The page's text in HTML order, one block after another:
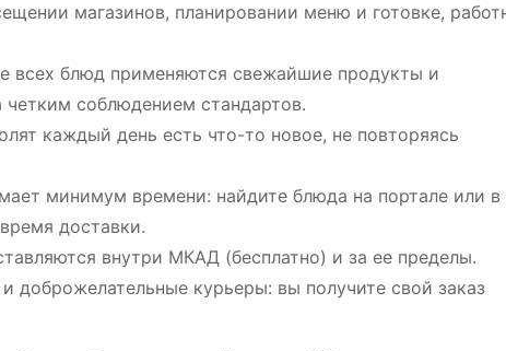
магазинов, планировании меню и готовке,
всех блюд применяются свежайшие продукты и
четким соблюдением стандартов.
каждый день есть что-то новое, не повторяясь
минимум времени: найдите блюда на портале или в
доставки.
внутри МКАД (бесплатно) и за ее пределы.
доброжелательные курьеры: вы получите свой заказ